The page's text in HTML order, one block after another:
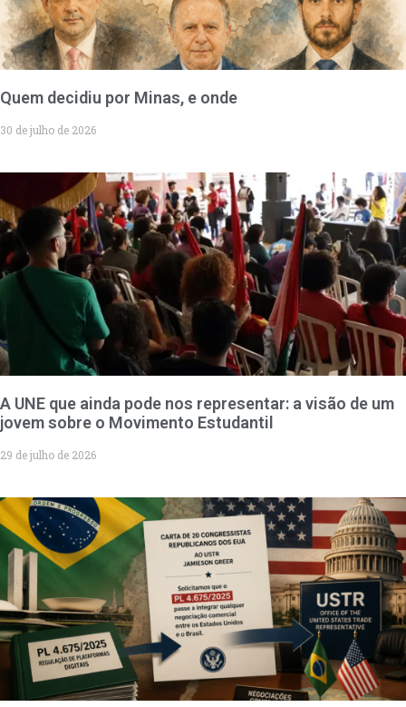
Quem decidiu por Minas, e onde
30 de julho de 2026
A UNE que ainda pode nos representar: a visão de um
jovem sobre o Movimento Estudantil
29 de julho de 2026